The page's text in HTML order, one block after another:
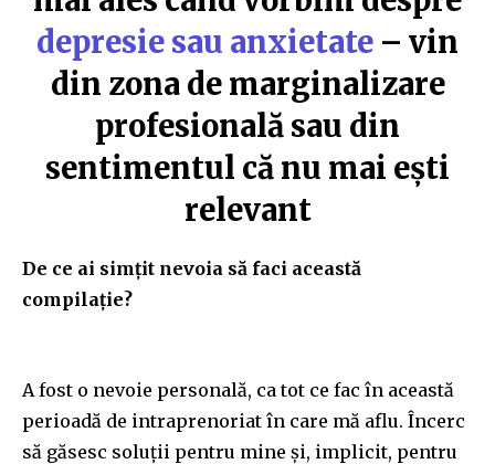
depresie sau anxietate – vin
din zona de marginalizare
profesională sau din
sentimentul că nu mai ești
relevant
De ce ai simțit nevoia să faci această
compilație?
A fost o nevoie personală, ca tot ce fac în această
perioadă de intraprenoriat în care mă aflu. Încerc
să găsesc soluții pentru mine și, implicit, pentru